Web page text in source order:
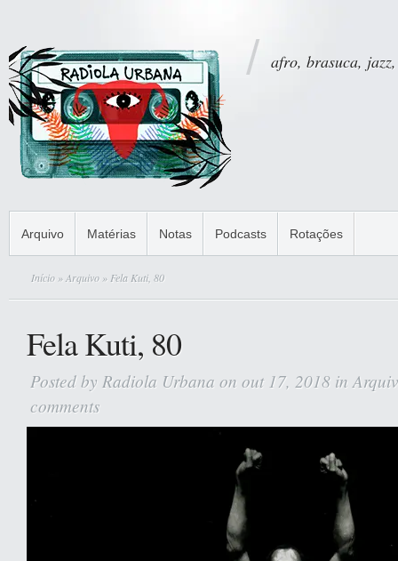
afro, brasuca,
Arquivo Matérias Notas Podcasts Rotações
Início »Arquivo » Fela Kuti, 80
Fela Kuti, 80
Posted by Radiola Urbana on out 17, 2018 in
comments